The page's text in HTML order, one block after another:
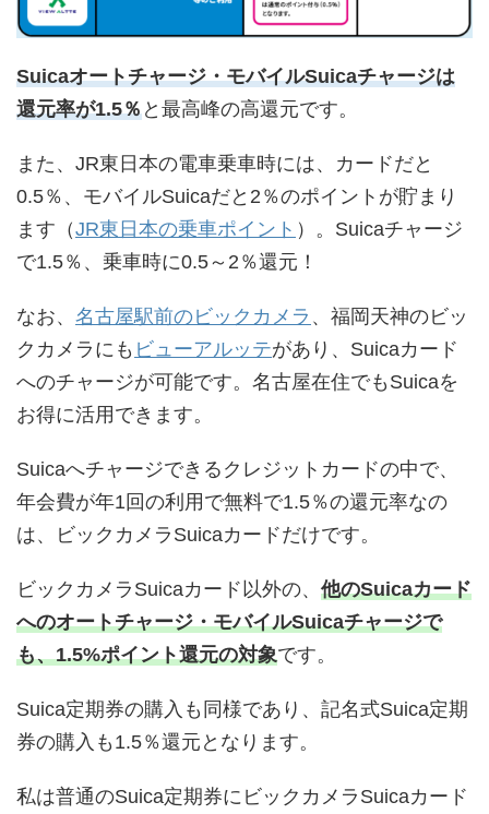
Suicaオートチャージ・モバイルSuicaチャージは
還元率が1.5％と最高峰の高還元です。
また、JR東日本の電車乗車時には、カードだと
0.5％、モバイルSuicaだと2％のポイントが貯まり
ます（JR東日本の乗車ポイント ）。Suicaチャージ
で1.5％、乗車時に0.5～2％還元！
なお、 名古屋駅前のビックカメラ 、福岡天神のビッ
クカメラにも ビューアルッテがあり、Suicaカード
へのチャージが可能です。名古屋在住でもSuicaを
お得に活用できます。
Suicaへチャージできるクレジットカードの中で、
年会費が年1回の利用で無料で1.5％の還元率なの
は、ビックカメラSuicaカードだけです。
ビックカメラSuicaカード以外の、 他のSuicaカード
へのオートチャージ・モバイルSuicaチャージで
も、1.5%ポイント還元の対象です。
Suica定期券の購入も同様であり、記名式Suica定期
券の購入も1.5％還元となります。
私は普通のSuica定期券にビックカメラSuicaカード